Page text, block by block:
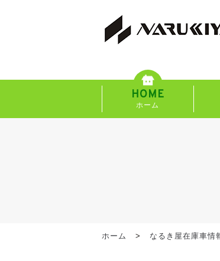
HOME
ホーム
ホーム なるき屋在庫車情